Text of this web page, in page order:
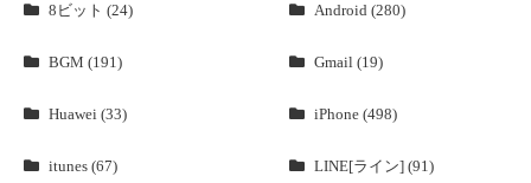
8ビット (24) Android (280)
BGM (191) Gmail (19)
Huawei (33) iPhone (498)
itunes (67) LINE[ライン] (91)